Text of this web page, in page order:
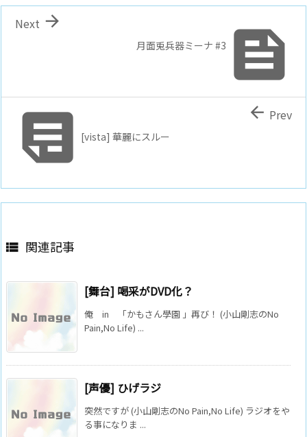

月面兎兵器ミーナ #3

Next
[vista] 華麗にスルー
 Prev
 関連記事
[舞台] 喝采がDVD化？
俺 in 「かもさん學園 」再び！ (小山剛志のNo
Pain,No Life) ...
[声優] ひげラジ
突然ですが (小山剛志のNo Pain,No Life) ラジオをや
る事になりま ...